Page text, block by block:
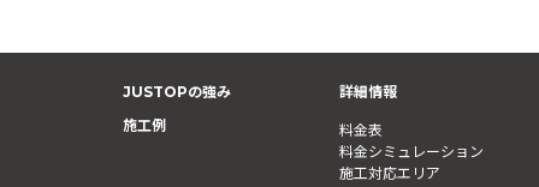
JUSTOPの強み
施工例
詳細情報
料金表
料金シミュレーション
施工対応エリア